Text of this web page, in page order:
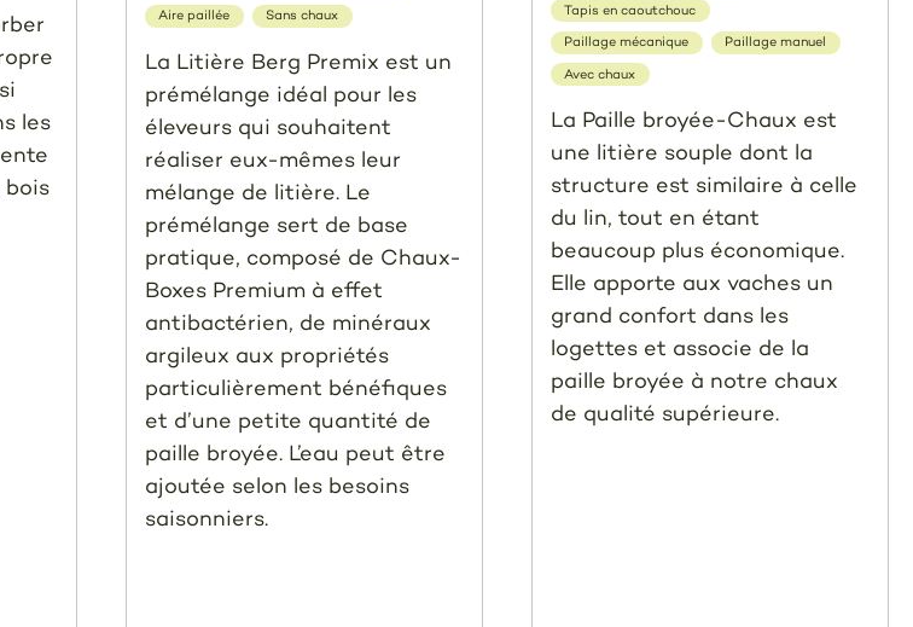
les
bois
Aire paillée Sans chaux
La Litière Berg Premix est un
prémélange idéal pour les
éleveurs qui souhaitent
réaliser eux-mêmes leur
mélange de litière. Le
prémélange sert de base
pratique, composé de Chaux-
Boxes Premium à effet
antibactérien, de minéraux
argileux aux propriétés
particulièrement bénéfiques
et d’une petite quantité de
paille broyée. L’eau peut être
ajoutée selon les besoins
saisonniers.
Tapis en caoutchouc
Paillage mécanique Paillage manuel
Avec chaux
La Paille broyée-Chaux est
une litière souple dont la
structure est similaire à celle
du lin, tout en étant
beaucoup plus économique.
Elle apporte aux vaches un
grand confort dans les
logettes et associe de la
paille broyée à notre chaux
de qualité supérieure.